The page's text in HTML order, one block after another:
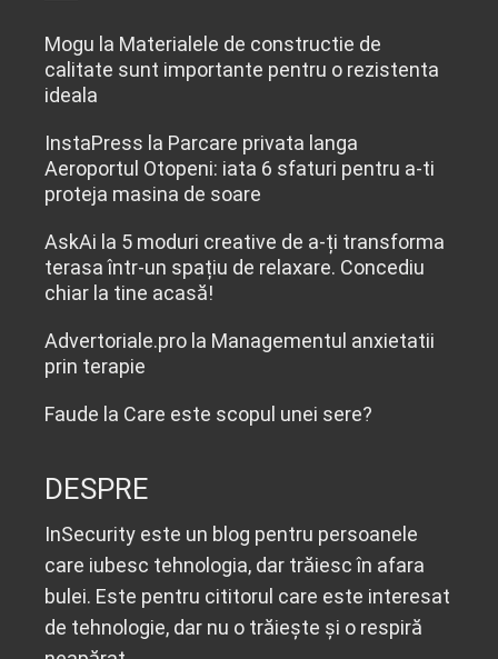
Mogu la Materialele de constructie de
calitate sunt importante pentru o rezistenta
ideala
InstaPress la Parcare privata langa
Aeroportul Otopeni: iata 6 sfaturi pentru a-ti
proteja masina de soare
AskAi la 5 moduri creative de a-ți transforma
terasa într-un spațiu de relaxare. Concediu
chiar la tine acasă!
Advertoriale.pro la Managementul anxietatii
prin terapie
Faude la Care este scopul unei sere?
DESPRE
InSecurity este un blog pentru persoanele
care iubesc tehnologia, dar trăiesc în afara
bulei. Este pentru cititorul care este interesat
de tehnologie, dar nu o trăiește și o respiră